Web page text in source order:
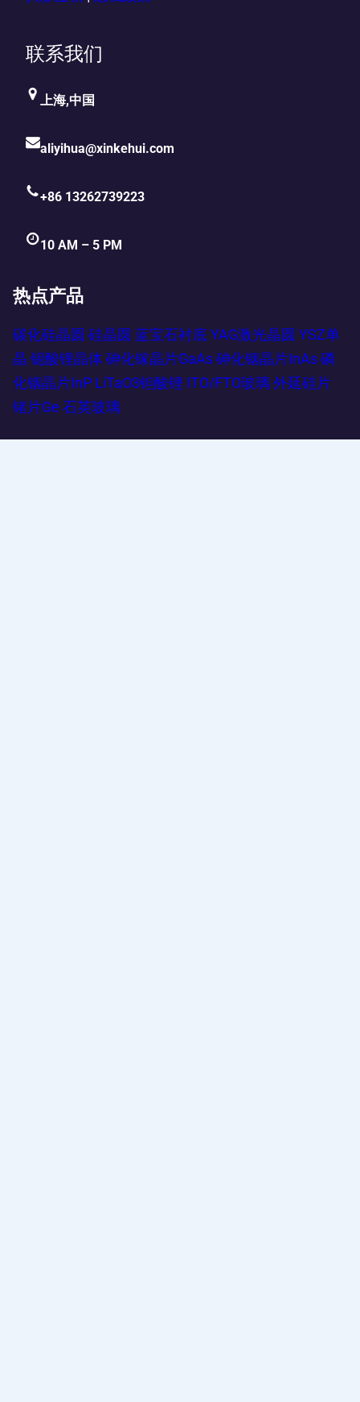
联系我们
上海,中国
aliyihua@xinkehui.com
+86 13262739223
10 AM – 5 PM
热点产品
碳化硅晶圆 硅晶圆 蓝宝石衬底 YAG激光晶圆 YSZ单
晶 铌酸锂晶体 砷化镓晶片GaAs 砷化铟晶片InAs 磷
化铟晶片InP LiTaO3钽酸锂 ITO/FTO玻璃 外延硅片
锗片Ge 石英玻璃